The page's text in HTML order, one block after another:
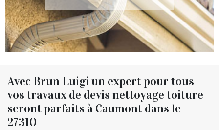
Avec Brun Luigi un expert pour tous
vos travaux de devis nettoyage toiture
seront parfaits à Caumont dans le
27310